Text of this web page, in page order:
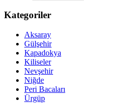
Kategoriler
Aksaray
Gülşehir
Kapadokya
Kiliseler
Nevşehir
Niğde
Peri Bacaları
Ürgüp